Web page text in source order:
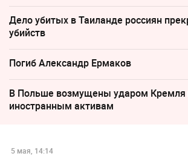
Дело убитых в Таиланде россиян
убийств
Погиб Александр Ермаков
В Польше возмущены ударом Кремля
иностранным активам
5 мая, 14:14